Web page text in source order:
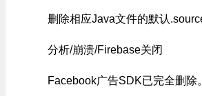
删除相应Java文件的默认
分析/崩溃/Firebase关闭
Facebook广告SDK已完全删除。